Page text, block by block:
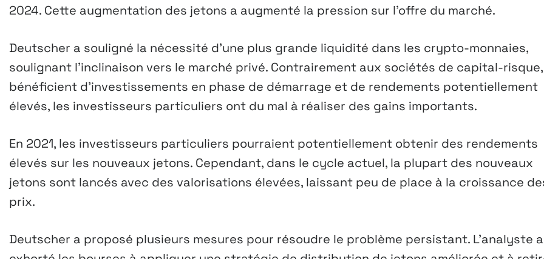
2024. Cette augmentation des jetons a augmenté la pression sur l’offre du marché.
Deutscher a souligné la nécessité d’une plus grande liquidité dans les crypto-monnaies,
soulignant l’inclinaison vers le marché privé. Contrairement aux sociétés de capital-
bénéficient d’investissements en phase de démarrage et de rendements potentiellement
élevés, les investisseurs particuliers ont du mal à réaliser des gains importants.
En 2021, les investisseurs particuliers pourraient potentiellement obtenir des rendements
élevés sur les nouveaux jetons. Cependant, dans le cycle actuel, la plupart des nouveaux
jetons sont lancés avec des valorisations élevées, laissant peu de place à la croissance
prix.
Deutscher a proposé plusieurs mesures pour résoudre le problème persistant. L’analyste a